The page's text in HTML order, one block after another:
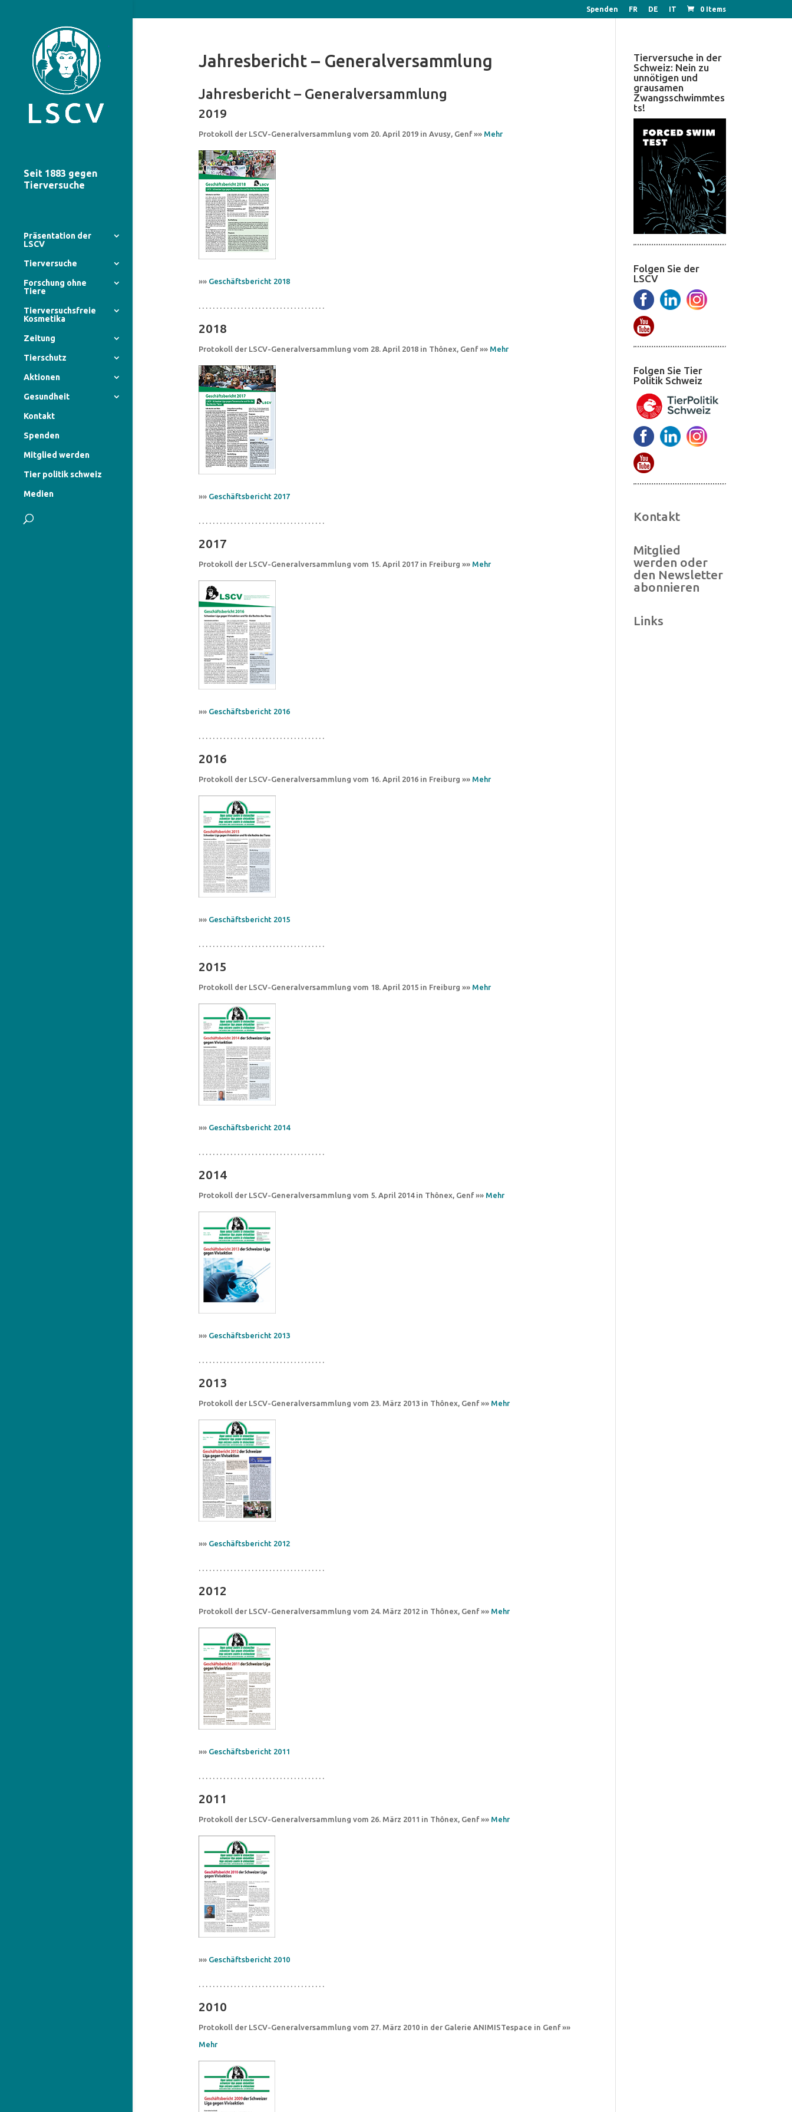
Spenden FR DE IT 0 Items
Seit 1883 gegen
Tierversuche
Präsentation der
LSCV
Tierversuche
Forschung ohne
Tiere
Tierversuchsfreie
Kosmetika
Zeitung
Tierschutz
Aktionen
Gesundheit
Kontakt
Spenden
Mitglied werden
Tier politik schweiz
Medien
Jahresbericht – Generalversammlung
Jahresbericht – Generalversammlung
2019
Protokoll der LSCV-Generalversammlung vom 20. April 2019 in Avusy, Genf »» Mehr
»» Geschäftsbericht 2018
. . . . . . . . . . . . . . . . . . . . . . . . . . . . . . . . . . . .
2018
Protokoll der LSCV-Generalversammlung vom 28. April 2018 in Thônex, Genf »» Mehr
»» Geschäftsbericht 2017
. . . . . . . . . . . . . . . . . . . . . . . . . . . . . . . . . . . .
2017
Protokoll der LSCV-Generalversammlung vom 15. April 2017 in Freiburg »» Mehr
»» Geschäftsbericht 2016
. . . . . . . . . . . . . . . . . . . . . . . . . . . . . . . . . . . .
2016
Protokoll der LSCV-Generalversammlung vom 16. April 2016 in Freiburg »» Mehr
»» Geschäftsbericht 2015
. . . . . . . . . . . . . . . . . . . . . . . . . . . . . . . . . . . .
2015
Protokoll der LSCV-Generalversammlung vom 18. April 2015 in Freiburg »» Mehr
»» Geschäftsbericht 2014
. . . . . . . . . . . . . . . . . . . . . . . . . . . . . . . . . . . .
2014
Protokoll der LSCV-Generalversammlung vom 5. April 2014 in Thônex, Genf »» Mehr
»» Geschäftsbericht 2013
. . . . . . . . . . . . . . . . . . . . . . . . . . . . . . . . . . . .
2013
Protokoll der LSCV-Generalversammlung vom 23. März 2013 in Thônex, Genf »» Mehr
»» Geschäftsbericht 2012
. . . . . . . . . . . . . . . . . . . . . . . . . . . . . . . . . . . .
2012
Protokoll der LSCV-Generalversammlung vom 24. März 2012 in Thônex, Genf »» Mehr
»» Geschäftsbericht 2011
. . . . . . . . . . . . . . . . . . . . . . . . . . . . . . . . . . . .
2011
Protokoll der LSCV-Generalversammlung vom 26. März 2011 in Thônex, Genf »» Mehr
»» Geschäftsbericht 2010
. . . . . . . . . . . . . . . . . . . . . . . . . . . . . . . . . . . .
2010
Protokoll der LSCV-Generalversammlung vom 27. März 2010 in der Galerie ANIMISTespace in Genf »»
Mehr
Tierversuche in der
Schweiz: Nein zu
unnötigen und
grausamen
Zwangsschwimmtes
ts!
Folgen Sie der
LSCV
Folgen Sie Tier
Politik Schweiz
Kontakt
Mitglied
werden oder
den Newsletter
abonnieren
Links